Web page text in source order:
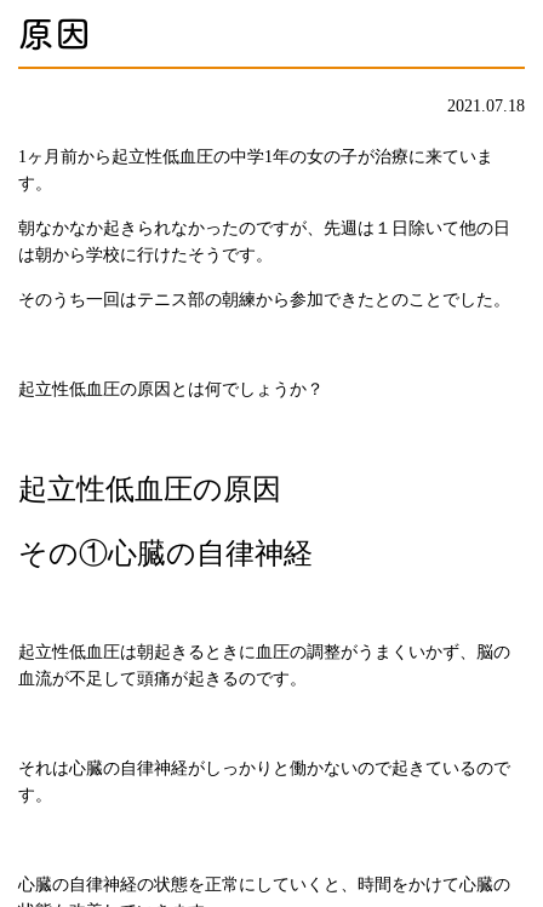
原因
2021.07.18
1ヶ月前から起立性低血圧の中学1年の女の子が治療に来ていま
す。
朝なかなか起きられなかったのですが、先週は１日除いて他の日
は朝から学校に行けたそうです。
そのうち一回はテニス部の朝練から参加できたとのことでした。
起立性低血圧の原因とは何でしょうか？
起立性低血圧の原因
その①心臓の自律神経
起立性低血圧は朝起きるときに血圧の調整がうまくいかず、脳の
血流が不足して頭痛が起きるのです。
それは心臓の自律神経がしっかりと働かないので起きているので
す。
心臓の自律神経の状態を正常にしていくと、時間をかけて心臓の